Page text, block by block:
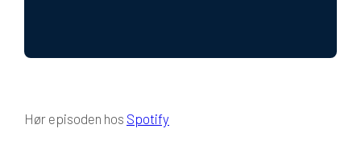
Hør episoden hos Spotify